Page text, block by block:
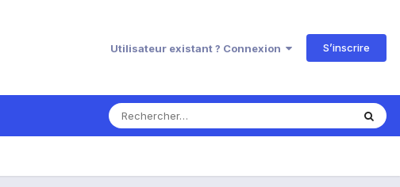
Utilisateur existant ? Connexion S’inscrire